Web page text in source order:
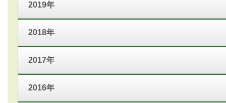
2019年
2018年
2017年
2016年